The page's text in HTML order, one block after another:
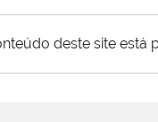
deste site está